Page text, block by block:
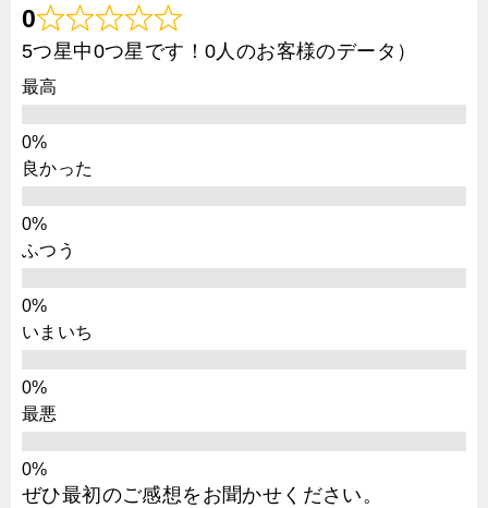
0
5つ星中0つ星です！0人のお客様のデータ）
最高
良かった
ふつう
いまいち
最悪
ぜひ最初のご感想をお聞かせください。